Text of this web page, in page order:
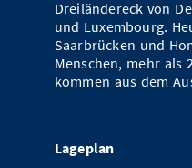
Dreiländereck von
und Luxembourg.
Saarbrücken und
Menschen, mehr als
kommen aus dem
Lageplan